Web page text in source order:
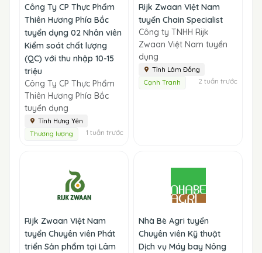
Công Ty CP Thực Phẩm
Thiên Hương Phía Bắc
tuyển dụng 02 Nhân viên
Kiểm soát chất lượng
(QC) với thu nhập 10-15
triệu
Công Ty CP Thực Phẩm
Thiên Hương Phía Bắc
tuyển dụng
Tỉnh Hưng Yên
Thương lượng
1 tuần trước
Rijk Zwaan Việt Nam
tuyển Chain Specialist
Công ty TNHH Rijk
Zwaan Việt Nam tuyển
dụng
Tỉnh Lâm Đồng
Cạnh Tranh
2 tuần trước
Rijk Zwaan Việt Nam
tuyển Chuyên viên Phát
triển Sản phẩm tại Lâm
Nhà Bè Agri tuyển
Chuyên viên Kỹ thuật
Dịch vụ Máy bay Nông